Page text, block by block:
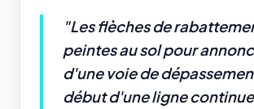
"Les flèches de
peintes au sol pour
d'une voie de
début d'une ligne